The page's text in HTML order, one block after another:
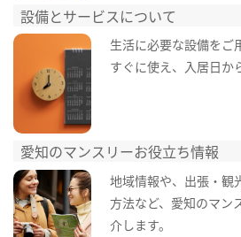
設備とサービスについて
生活に必要な設備をご
すぐに使え、入居日か
愛知のマンスリーお役立ち情報
地域情報や、出張・観
方法など、愛知のマン
介します。